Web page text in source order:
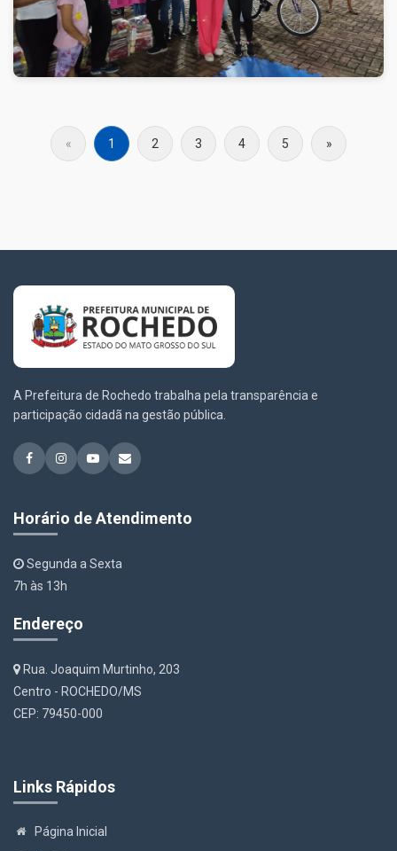
« 1 2 3 4 5 »
A Prefeitura de Rochedo trabalha pela transparência e
participação cidadã na gestão pública.
Horário de Atendimento
Segunda a Sexta
7h às 13h
Endereço
Rua. Joaquim Murtinho, 203
Centro - ROCHEDO/MS
CEP: 79450-000
Links Rápidos
Página Inicial